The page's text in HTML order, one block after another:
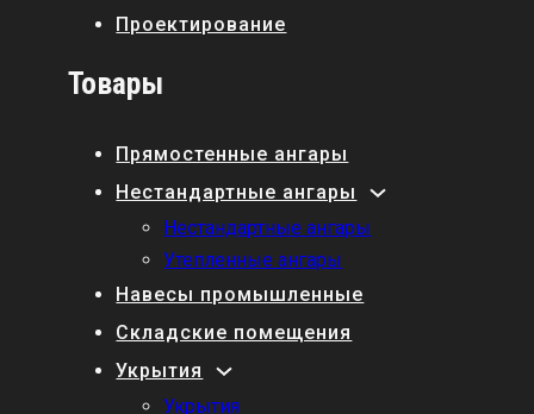
Проектирование
Товары
Прямостенные ангары
Нестандартные ангары
Нестандартные ангары
Утепленные ангары
Навесы промышленные
Складские помещения
Укрытия
Укрытия